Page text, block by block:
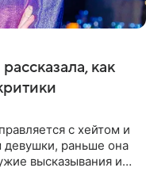
как
с хейтом и
девушки, раньше она
высказывания и